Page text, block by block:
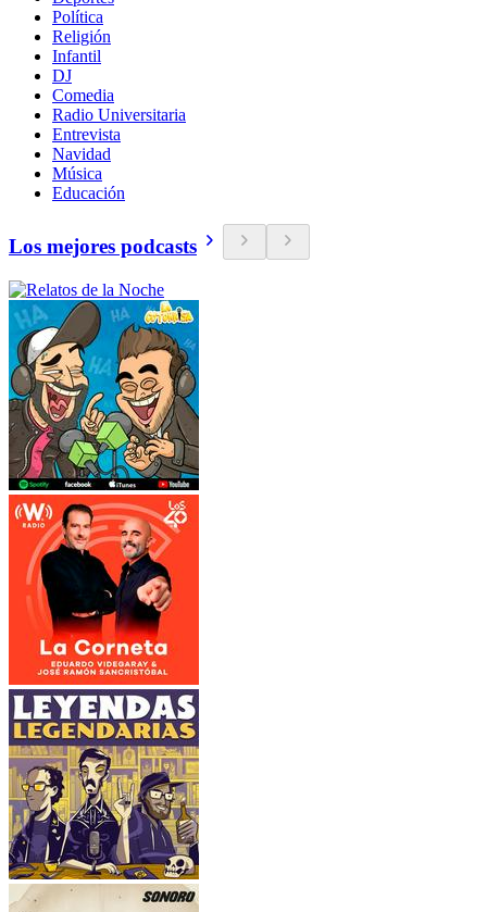
Política
Religión
Infantil
DJ
Comedia
Radio Universitaria
Entrevista
Navidad
Música
Educación
Los mejores podcasts